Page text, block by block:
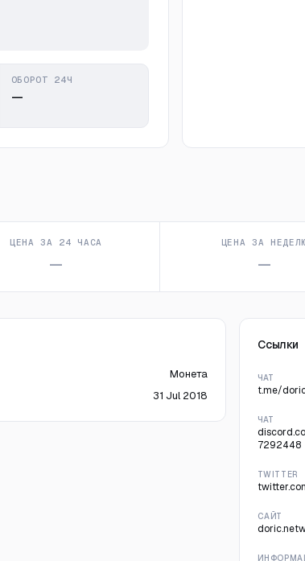
ОБОРОТ 24Ч
—
ЦЕНА ЗА 24 ЧАСА
—
ЦЕНА ЗА
—
Монета
31 Jul 2018
Ссылки
ЧАТ
t.me/
ЧАТ
7292448
TWITTER
САЙТ